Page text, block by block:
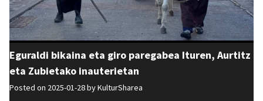
Eguraldi bikaina eta giro paregabea Ituren, Aurtitz
eta Zubietako inauterietan
Posted on 2025-01-28 byKulturSharea